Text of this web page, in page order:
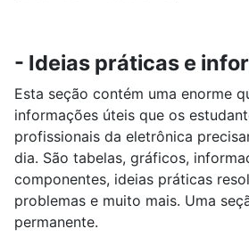
- Ideias práticas e
Esta seção contém uma enorme
informações úteis que os
profissionais da eletrônica
dia. São tabelas, gráficos,
componentes, ideias práticas
problemas e muito mais. Uma
permanente.